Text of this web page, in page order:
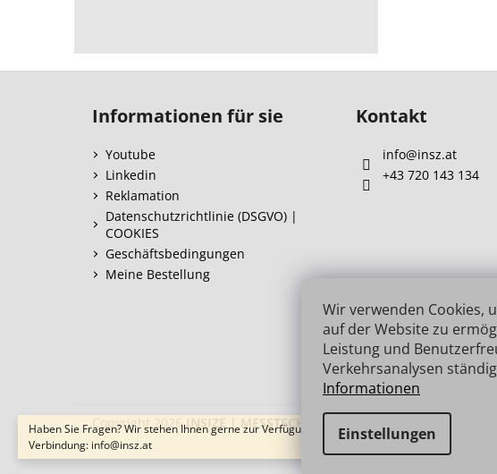
Wir verwenden Cookies,
auf der Website zu
Leistung und
Verkehrsanalysen
Informationen
Einstellungen
Haben Sie Fragen? Wir stehen Ihnen gerne zur Verfügung → schnelle
Verbindung: info@insz.at
Informationen für sie
Youtube
Linkedin
Reklamation
Datenschutzrichtlinie (DSGVO) |
COOKIES
Geschäftsbedingungen
Meine Bestellung
Kontakt
info@insz.at
+43 720 143 134
Copyright 2026 INSIZE | MESSTECHNIK